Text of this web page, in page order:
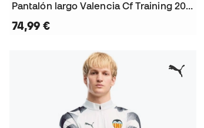
Pantalón largo Valencia Cf Training 2026-2027
74,99 €